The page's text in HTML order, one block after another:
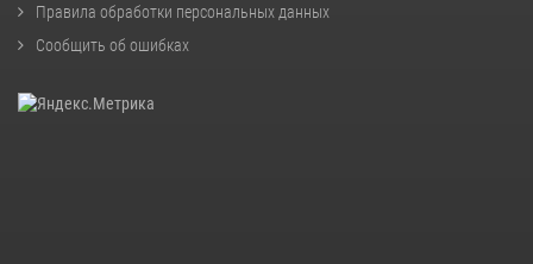
Правила обработки персональных данных
Сообщить об ошибках